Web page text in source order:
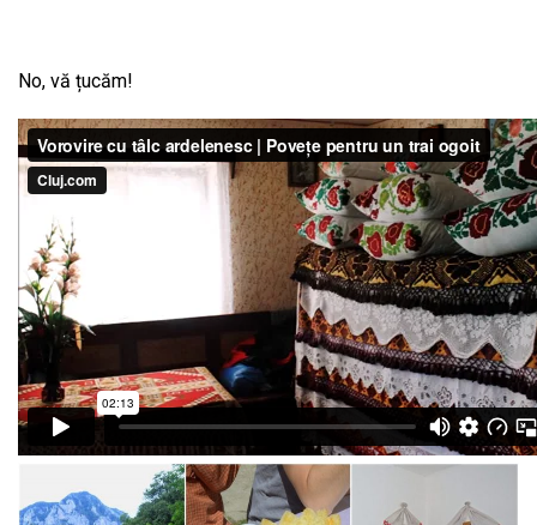
No, vă țucăm!